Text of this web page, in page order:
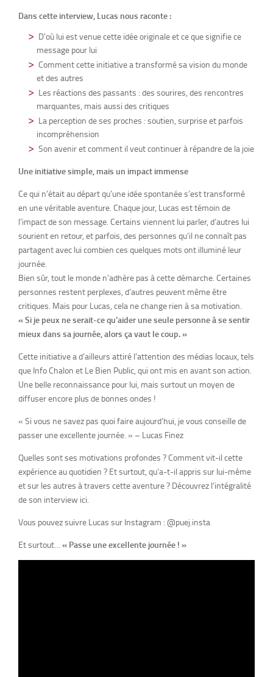
Dans cette interview, Lucas nous raconte :
D’où lui est venue cette idée originale et ce que signifie ce
message pour lui
Comment cette initiative a transformé sa vision du monde
et des autres
Les réactions des passants : des sourires, des rencontres
marquantes, mais aussi des critiques
La perception de ses proches : soutien, surprise et parfois
incompréhension
Son avenir et comment il veut continuer à répandre de la joie
Une initiative simple, mais un impact immense
Ce qui n’était au départ qu’une idée spontanée s’est transformé
en une véritable aventure. Chaque jour, Lucas est témoin de
l’impact de son message. Certains viennent lui parler, d’autres lui
sourient en retour, et parfois, des personnes qu’il ne connaît pas
partagent avec lui combien ces quelques mots ont illuminé leur
journée.
Bien sûr, tout le monde n’adhère pas à cette démarche. Certaines
personnes restent perplexes, d’autres peuvent même être
critiques. Mais pour Lucas, cela ne change rien à sa motivation.
« Si je peux ne serait-ce qu’aider une seule personne à se sentir
mieux dans sa journée, alors ça vaut le coup. »
Cette initiative a d’ailleurs attiré l’attention des médias locaux, tels
que Info Chalon et Le Bien Public, qui ont mis en avant son action.
Une belle reconnaissance pour lui, mais surtout un moyen de
diffuser encore plus de bonnes ondes !
« Si vous ne savez pas quoi faire aujourd’hui, je vous conseille de
passer une excellente journée. » – Lucas Finez
Quelles sont ses motivations profondes ? Comment vit-il cette
expérience au quotidien ? Et surtout, qu’a-t-il appris sur lui-même
et sur les autres à travers cette aventure ? Découvrez l’intégralité
de son interview ici.
Vous pouvez suivre Lucas sur Instagram : @puej.insta
Et surtout…« Passe une excellente journée ! »